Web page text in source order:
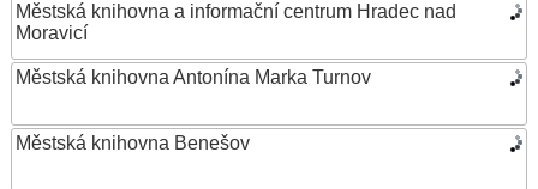
Městská knihovna a informační centrum Hradec nad
Moravicí
Městská knihovna Antonína Marka Turnov
Městská knihovna Benešov